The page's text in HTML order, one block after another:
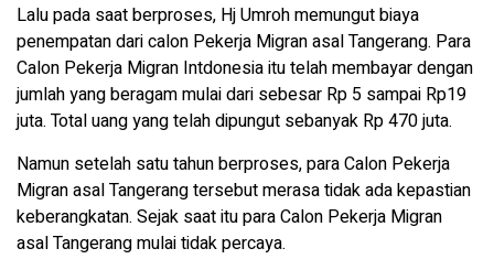
Lalu pada saat berproses, Hj Umroh memungut biaya
penempatan dari calon Pekerja Migran asal Tangerang. Para
Calon Pekerja Migran Intdonesia itu telah membayar dengan
jumlah yang beragam mulai dari sebesar Rp 5 sampai Rp19
juta. Total uang yang telah dipungut sebanyak Rp 470 juta.
Namun setelah satu tahun berproses, para Calon Pekerja
Migran asal Tangerang tersebut merasa tidak ada kepastian
keberangkatan. Sejak saat itu para Calon Pekerja Migran
asal Tangerang mulai tidak percaya.